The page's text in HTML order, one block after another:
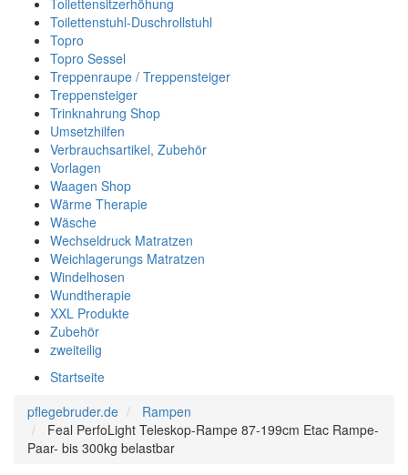
Toilettensitzerhöhung
Toilettenstuhl-Duschrollstuhl
Topro
Topro Sessel
Treppenraupe / Treppensteiger
Treppensteiger
Trinknahrung Shop
Umsetzhilfen
Verbrauchsartikel, Zubehör
Vorlagen
Waagen Shop
Wärme Therapie
Wäsche
Wechseldruck Matratzen
Weichlagerungs Matratzen
Windelhosen
Wundtherapie
XXL Produkte
Zubehör
zweiteilig
Startseite
pflegebruder.de
Rampen
Feal PerfoLight Teleskop-Rampe 87-199cm Etac Rampe-
Paar- bis 300kg belastbar